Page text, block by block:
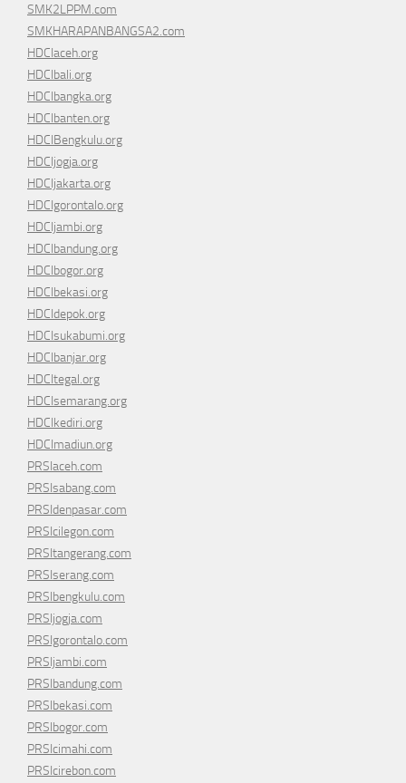
SMK2LPPM.com
SMKHARAPANBANGSA2.com
HDCIaceh.org
HDCIbali.org
HDCIbangka.org
HDCIbanten.org
HDCIBengkulu.org
HDCIjogja.org
HDCIjakarta.org
HDCIgorontalo.org
HDCIjambi.org
HDCIbandung.org
HDCIbogor.org
HDCIbekasi.org
HDCIdepok.org
HDCIsukabumi.org
HDCIbanjar.org
HDCItegal.org
HDCIsemarang.org
HDCIkediri.org
HDCImadiun.org
PRSIaceh.com
PRSIsabang.com
PRSIdenpasar.com
PRSIcilegon.com
PRSItangerang.com
PRSIserang.com
PRSIbengkulu.com
PRSIjogja.com
PRSIgorontalo.com
PRSIjambi.com
PRSIbandung.com
PRSIbekasi.com
PRSIbogor.com
PRSIcimahi.com
PRSIcirebon.com